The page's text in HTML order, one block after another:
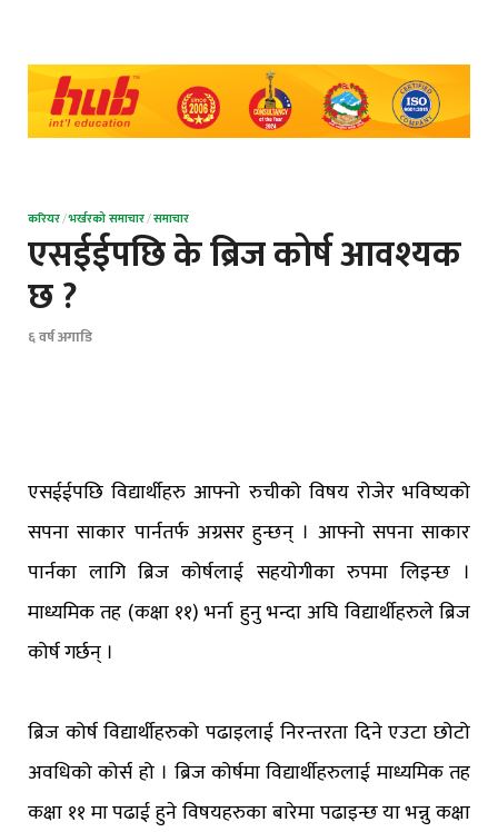
करियर/भर्खरको समाचार/समाचार
एसईईपछि के ब्रिज कोर्ष आवश्यक
छ ?
६ वर्ष अगाडि
एसईईपछि विद्यार्थीहरु आफ्नो रुचीको विषय रोजेर भविष्यको
सपना साकार पार्नतर्फ अग्रसर हुन्छन् । आफ्नो सपना साकार
पार्नका लागि ब्रिज कोर्षलाई सहयोगीका रुपमा लिइन्छ ।
माध्यमिक तह (कक्षा ११) भर्ना हुनु भन्दा अघि विद्यार्थीहरुले ब्रिज
कोर्ष गर्छन् ।
ब्रिज कोर्ष विद्यार्थीहरुको पढाइलाई निरन्तरता दिने एउटा छोटो
अवधिको कोर्स हो । ब्रिज कोर्षमा विद्यार्थीहरुलाई माध्यमिक तह
कक्षा ११ मा पढाई हुने विषयहरुका बारेमा पढाइन्छ या भन्नु कक्षा